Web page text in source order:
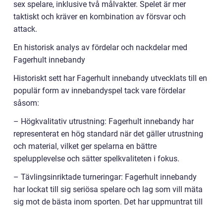
sex spelare, inklusive två målvakter. Spelet är mer
taktiskt och kräver en kombination av försvar och
attack.
En historisk analys av fördelar och nackdelar med
Fagerhult innebandy
Historiskt sett har Fagerhult innebandy utvecklats till en
populär form av innebandyspel tack vare fördelar
såsom:
– Högkvalitativ utrustning: Fagerhult innebandy har
representerat en hög standard när det gäller utrustning
och material, vilket ger spelarna en bättre
spelupplevelse och sätter spelkvaliteten i fokus.
– Tävlingsinriktade turneringar: Fagerhult innebandy
har lockat till sig seriösa spelare och lag som vill mäta
sig mot de bästa inom sporten. Det har uppmuntrat till